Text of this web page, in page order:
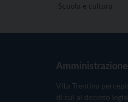
Scuola e cultura
Vita Trentina
di cui al decreto